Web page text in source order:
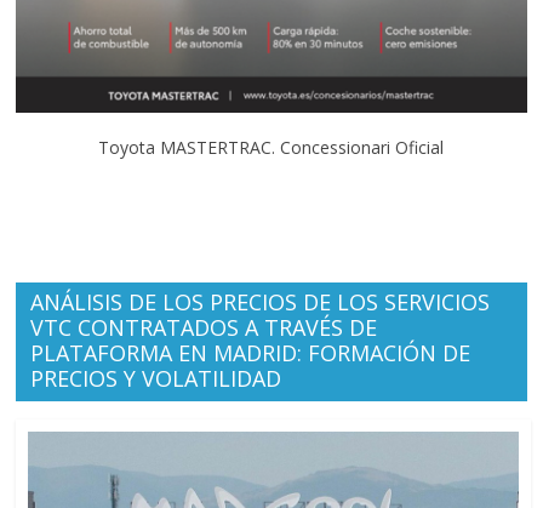
Toyota MASTERTRAC. Concessionari Oficial
ANÁLISIS DE LOS PRECIOS DE LOS SERVICIOS
VTC CONTRATADOS A TRAVÉS DE
PLATAFORMA EN MADRID: FORMACIÓN DE
PRECIOS Y VOLATILIDAD